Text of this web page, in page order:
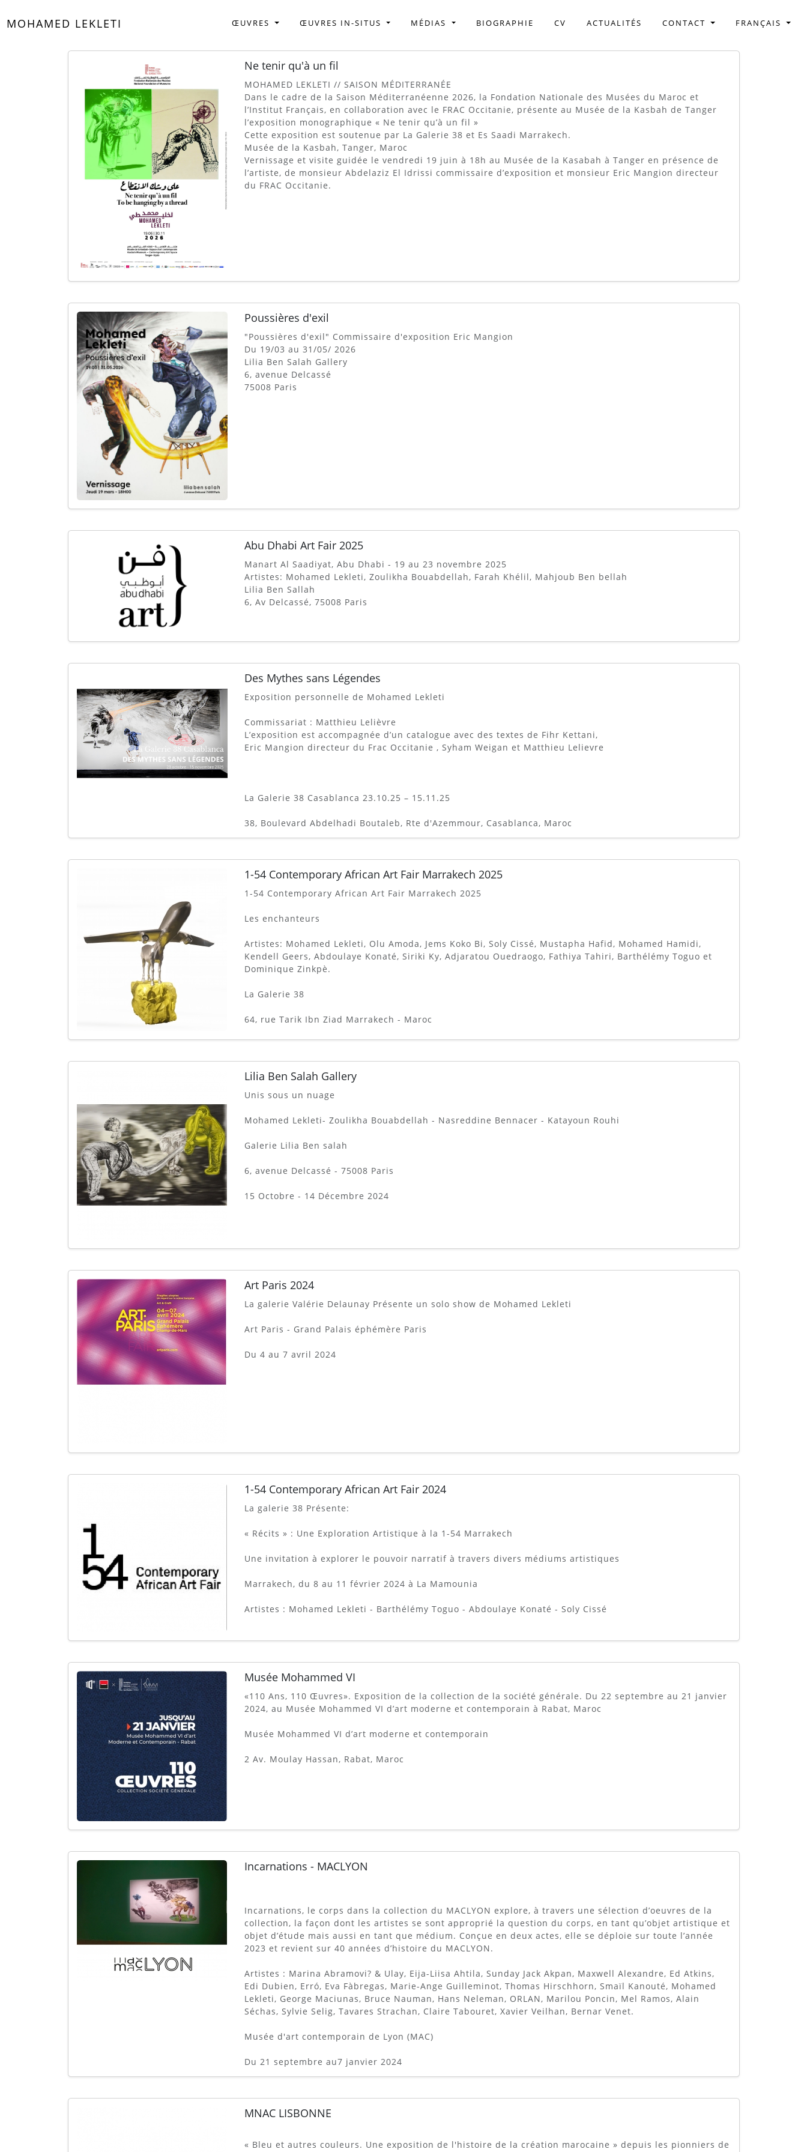
MOHAMED LEKLETI ŒUVRES ŒUVRES IN-SITUS MÉDIAS BIOGRAPHIE CV ACTUALITÉS CONTACT FRANÇAIS
Ne tenir qu'à un fil
MOHAMED LEKLETI // SAISON MÉDITERRANÉE
Dans le cadre de la Saison Méditerranéenne 2026, la Fondation Nationale des Musées du Maroc et
l’Institut Français, en collaboration avec le FRAC Occitanie, présente au Musée de la Kasbah de Tanger
l’exposition monographique « Ne tenir qu’à un fil »
Cette exposition est soutenue par La Galerie 38 et Es Saadi Marrakech.
Musée de la Kasbah, Tanger, Maroc
Vernissage et visite guidée le vendredi 19 juin à 18h au Musée de la Kasabah à Tanger en présence de
l’artiste, de monsieur Abdelaziz El Idrissi commissaire d’exposition et monsieur Eric Mangion directeur
du FRAC Occitanie.
Poussières d'exil
"Poussières d'exil" Commissaire d'exposition Eric Mangion
Du 19/03 au 31/05/ 2026
Lilia Ben Salah Gallery
6, avenue Delcassé
75008 Paris
Abu Dhabi Art Fair 2025
Manart Al Saadiyat, Abu Dhabi - 19 au 23 novembre 2025
Artistes: Mohamed Lekleti, Zoulikha Bouabdellah, Farah Khélil, Mahjoub Ben bellah
Lilia Ben Sallah
6, Av Delcassé, 75008 Paris
Des Mythes sans Légendes
Exposition personnelle de Mohamed Lekleti
Commissariat : Matthieu Lelièvre
L’exposition est accompagnée d’un catalogue avec des textes de Fihr Kettani,
Eric Mangion directeur du Frac Occitanie , Syham Weigan et Matthieu Lelievre
La Galerie 38 Casablanca 23.10.25 – 15.11.25
38, Boulevard Abdelhadi Boutaleb, Rte d'Azemmour, Casablanca, Maroc
1-54 Contemporary African Art Fair Marrakech 2025
1-54 Contemporary African Art Fair Marrakech 2025
Les enchanteurs
Artistes: Mohamed Lekleti, Olu Amoda, Jems Koko Bi, Soly Cissé, Mustapha Hafid, Mohamed Hamidi,
Kendell Geers, Abdoulaye Konaté, Siriki Ky, Adjaratou Ouedraogo, Fathiya Tahiri, Barthélémy Toguo et
Dominique Zinkpè.
La Galerie 38
64, rue Tarik Ibn Ziad Marrakech - Maroc
Lilia Ben Salah Gallery
Unis sous un nuage
Mohamed Lekleti- Zoulikha Bouabdellah - Nasreddine Bennacer - Katayoun Rouhi
Galerie Lilia Ben salah
6, avenue Delcassé - 75008 Paris
15 Octobre - 14 Décembre 2024
Art Paris 2024
La galerie Valérie Delaunay Présente un solo show de Mohamed Lekleti
Art Paris - Grand Palais éphémère Paris
Du 4 au 7 avril 2024
1-54 Contemporary African Art Fair 2024
La galerie 38 Présente:
« Récits » : Une Exploration Artistique à la 1-54 Marrakech
Une invitation à explorer le pouvoir narratif à travers divers médiums artistiques
Marrakech, du 8 au 11 février 2024 à La Mamounia
Artistes : Mohamed Lekleti - Barthélémy Toguo - Abdoulaye Konaté - Soly Cissé
Musée Mohammed VI
«110 Ans, 110 Œuvres». Exposition de la collection de la société générale. Du 22 septembre au 21 janvier
2024, au Musée Mohammed VI d’art moderne et contemporain à Rabat, Maroc
Musée Mohammed VI d’art moderne et contemporain
2 Av. Moulay Hassan, Rabat, Maroc
Incarnations - MACLYON
Incarnations, le corps dans la collection du MACLYON explore, à travers une sélection d’oeuvres de la
collection, la façon dont les artistes se sont approprié la question du corps, en tant qu’objet artistique et
objet d’étude mais aussi en tant que médium. Conçue en deux actes, elle se déploie sur toute l’année
2023 et revient sur 40 années d’histoire du MACLYON.
Artistes : Marina Abramovi? & Ulay, Eija-Liisa Ahtila, Sunday Jack Akpan, Maxwell Alexandre, Ed Atkins,
Edi Dubien, Erró, Eva Fàbregas, Marie-Ange Guilleminot, Thomas Hirschhorn, Smaïl Kanouté, Mohamed
Lekleti, George Maciunas, Bruce Nauman, Hans Neleman, ORLAN, Marilou Poncin, Mel Ramos, Alain
Séchas, Sylvie Selig, Tavares Strachan, Claire Tabouret, Xavier Veilhan, Bernar Venet.
Musée d'art contemporain de Lyon (MAC)
Du 21 septembre au7 janvier 2024
MNAC LISBONNE
« Bleu et autres couleurs. Une exposition de l'histoire de la création marocaine » depuis les pionniers de